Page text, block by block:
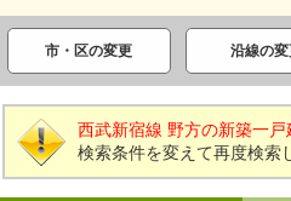
市・区の変更 沿線の
西武新宿線 野方の新築一戸
検索条件を変えて再度検索